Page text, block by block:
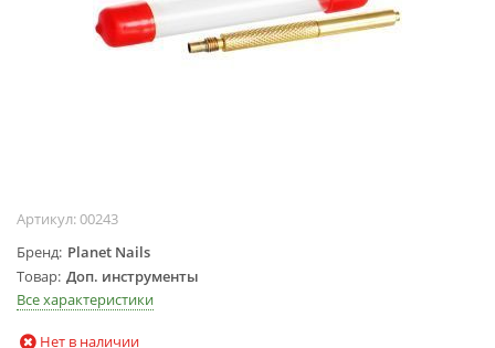
Дизайн ногтей
Жидкости для
ОБОРУДОВАНИЕ
Аппараты для
маникюра и
педикюра
Артикул:00243
Бренд Planet Nails
Товар Доп. инструменты
Все характеристики
Нет в наличии